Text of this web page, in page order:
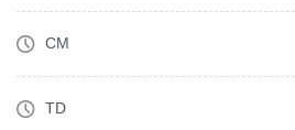
CM
TD